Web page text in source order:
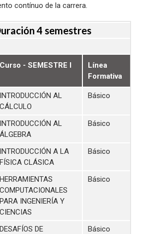
contínuo de la carrera.
4 semestres
Curso - SEMESTRE I
Línea
Formativa
INTRODUCCIÓN AL
CÁLCULO
Básico
INTRODUCCIÓN AL
ÁLGEBRA
Básico
INTRODUCCIÓN A LA
FÍSICA CLÁSICA
Básico
HERRAMIENTAS
COMPUTACIONALES
PARA INGENIERÍA Y
CIENCIAS
Básico
DESAFÍOS DE
Básico